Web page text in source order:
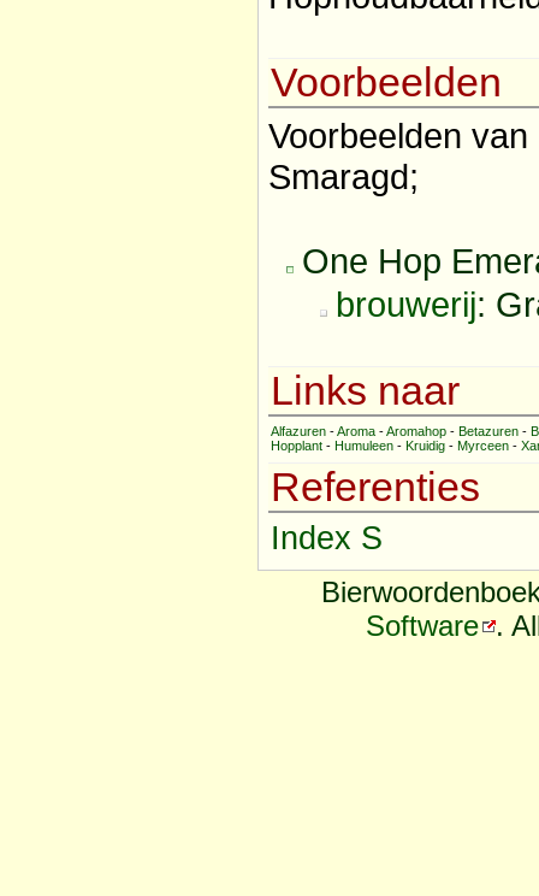
Voorbeelden
Voorbeelden van
Smaragd;
One Hop
brouwerij:
Links naar
Alfazuren -Aroma -Aromahop - Betazuren -
Hopplant - Humuleen - Kruidig - Myrceen -
Referenties
Index S
Software .